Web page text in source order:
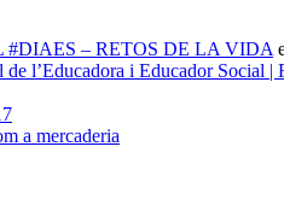
#DIAES – RETOS DE LA VIDA
de l’Educadora i Educador
a mercaderia